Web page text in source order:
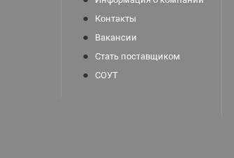
Контакты
Вакансии
Стать поставщиком
СОУТ